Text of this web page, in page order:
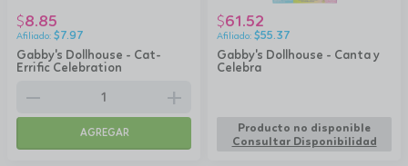
Gabby's Dollhouse - Cat-
Errific Celebration
$8.85
$7.97
remove add
AGREGAR
Gabby's Dollhouse - Canta y
Celebra
$61.52
$55.37
Producto no disponible
Consultar Disponibilidad